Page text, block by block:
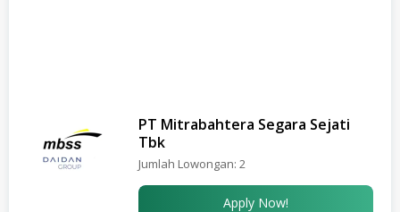
PT Mitrabahtera Segara Sejati
Tbk
Jumlah Lowongan: 2
Apply Now!